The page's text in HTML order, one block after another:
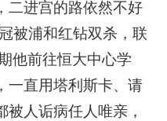
二进宫的路依然不好
被浦和红钻双杀，联
他前往恒大中心学
一直用塔利斯卡、请
人诟病任人唯亲，